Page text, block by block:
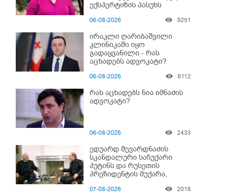
ექსპერტიზის პასუხს
გოგონას გარდაცვალების
06-08-2026 9251
ირაკლი ღარიბაშვილი
კლინიკაში იყო
გადაყვანილი - რას
აცხადებს ადვოკატი?
06-08-2026 6112
რას აცხადებს ნია იმნაძის
ადვოკატი?
06-08-2026 2433
ედუარდ შევარდნაძის
სკანდალური საჩუქარი
პუტინს და რუსეთის
პრეზიდენტის მუქარა,
აასრულა
07-08-2026 2018